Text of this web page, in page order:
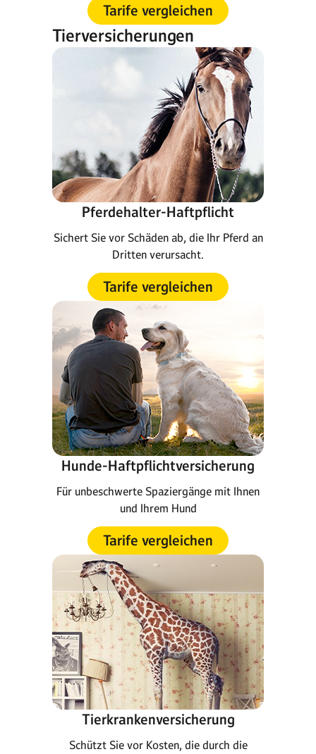
Tarife vergleichen
Tierversicherungen
Pferdehalter-Haftpflicht
Sichert Sie vor Schäden ab, die Ihr Pferd an
Dritten verursacht.
Tarife vergleichen
Hunde-Haftpflichtversicherung
Für unbeschwerte Spaziergänge mit Ihnen
und Ihrem Hund
Tarife vergleichen
Tierkrankenversicherung
Schützt Sie vor Kosten, die durch die